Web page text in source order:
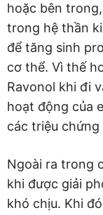
hoặc bên
trong hệ thần
để tăng sinh
cơ thể. Vì thế
Ravonol khi đi
hoạt động của
các triệu
Ngoài ra trong
khi được giải
khó chịu. Khi